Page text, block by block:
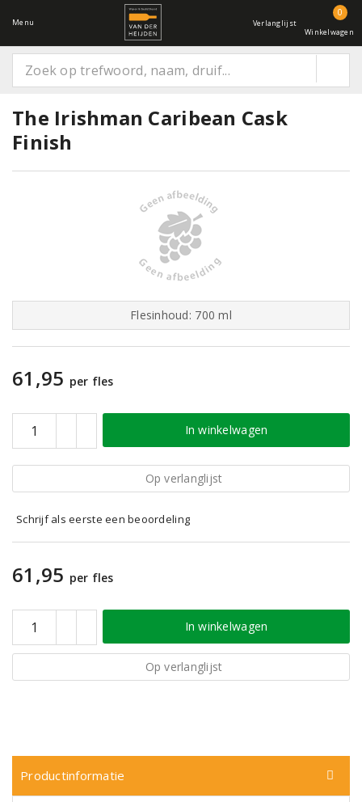
Menu Verlanglijst
0
Winkelwagen
The Irishman Caribean Cask
Finish
Flesinhoud: 700 ml
61,95 per fles
In winkelwagen
Op verlanglijst
Schrijf als eerste een beoordeling
61,95 per fles
In winkelwagen
Op verlanglijst
Productinformatie